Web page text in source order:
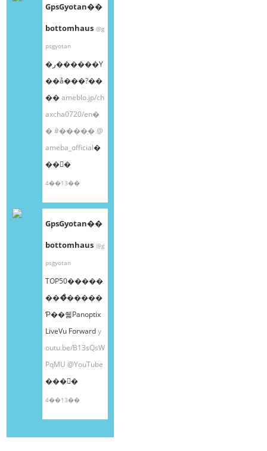
GpsGyotan��
bottomhaus @g
psgyotan
�ر������Υ
��å���?��
��ameblo.jp/ch
axcha0720/en�
�#����֥�@
ameba_official�
��󤫤�
4��13��
GpsGyotan��
bottomhaus @g
psgyotan
TOP50�����
���ͤ�����
Ƥ��줿Panoptix
LiveVu Forwardy
outu.be/B13sQsW
PqMU @YouTube
���󤫤�
4��13��